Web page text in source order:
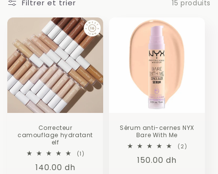
l
c
t
i
o
Filtrer et trier 15 produits
Correcteur
camouflage hydratant
elf
(1)
Prix
140.00 dh
Sérum anti-cernes NYX
Bare With Me
(2)
Prix
150.00 dh